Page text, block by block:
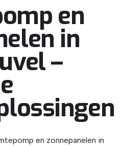
en
in
–
en zonnepanelen in